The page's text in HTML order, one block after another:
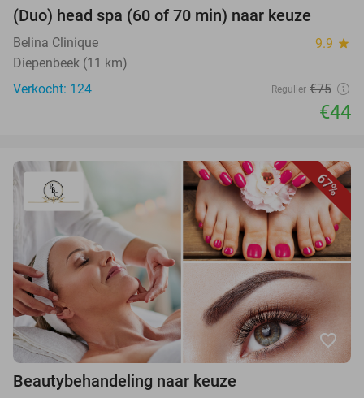
(Duo) head spa (60 of 70 min) naar keuze
Belina Clinique 9.9 star
Diepenbeek (11 km)
Verkocht: 124
Regulier €75
€44
67%
favorite_border
Beautybehandeling naar keuze